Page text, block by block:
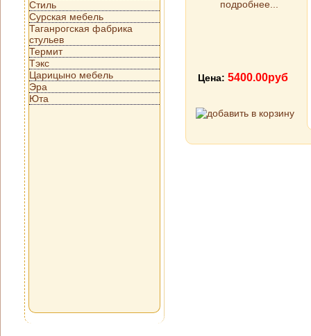
Стиль
Сурская мебель
Таганрогская фабрика
стульев
Термит
Тэкс
Царицыно мебель
Эра
Юта
подробнее...
Цена: 5400.00руб